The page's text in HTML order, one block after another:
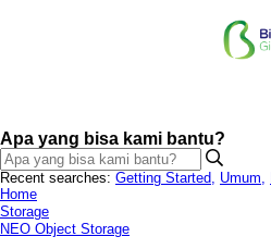
Apa yang bisa kami bantu?
Recent searches: Getting Started, Umum,
Home
Storage
NEO Object Storage